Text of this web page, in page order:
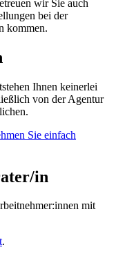
wir Sie auch
bei der
kommen.
Ihnen keinerlei
von der Agentur
Sie einfach
in
mit
.